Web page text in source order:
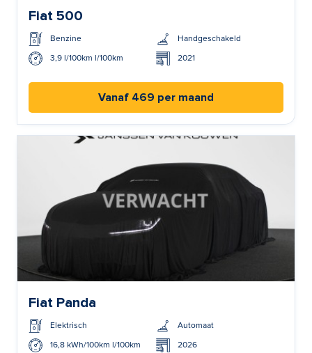
Fiat 500
Benzine Handgeschakeld
3,9 l/100km l/100km 2021
Vanaf 469 per maand
Fiat Panda
Elektrisch Automaat
16,8 kWh/100km l/100km 2026